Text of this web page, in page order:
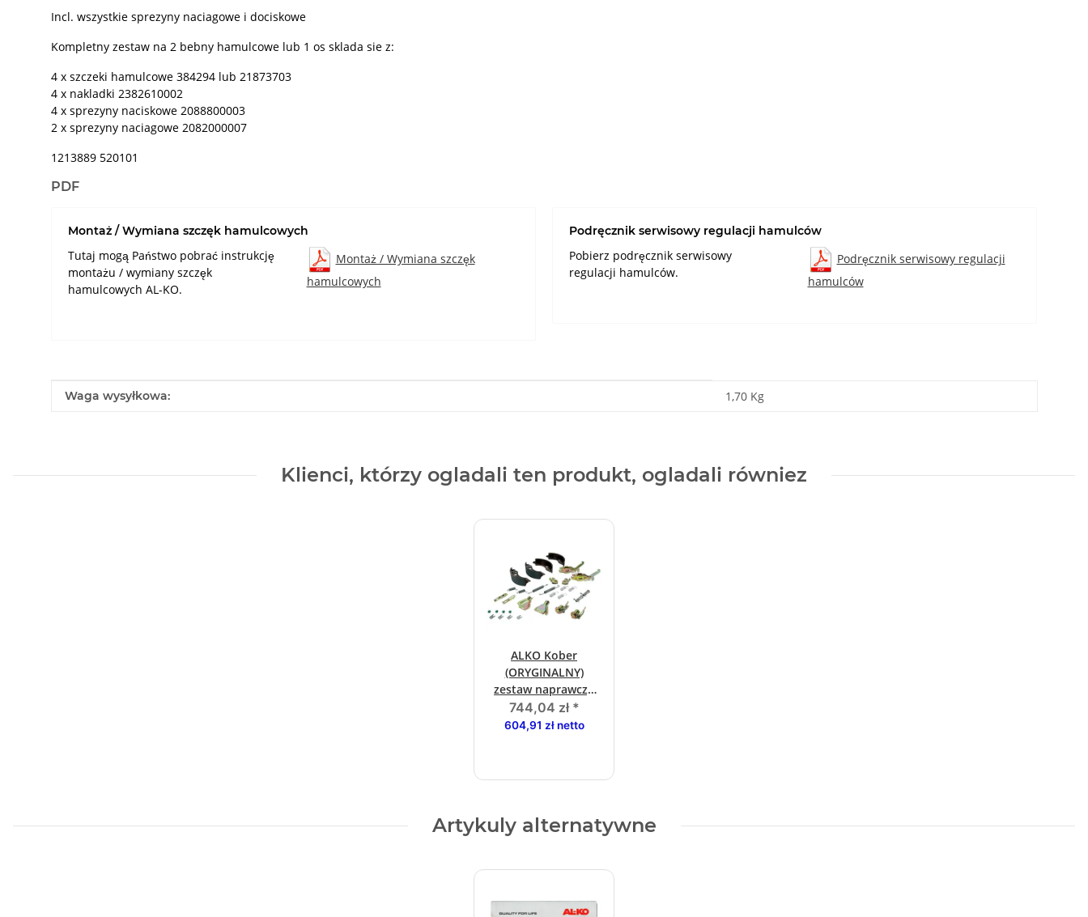
Incl. wszystkie sprezyny naciagowe i dociskowe
Kompletny zestaw na 2 bebny hamulcowe lub 1 os sklada sie z:
4 x szczeki hamulcowe 384294 lub 21873703
4 x nakladki 2382610002
4 x sprezyny naciskowe 2088800003
2 x sprezyny naciagowe 2082000007
1213889 520101
PDF
Montaż / Wymiana szczęk hamulcowych
Tutaj mogą Państwo pobrać instrukcję
montażu / wymiany szczęk
hamulcowych AL-KO.
Montaż / Wymiana szczęk
hamulcowych
Podręcznik serwisowy regulacji hamulców
Pobierz podręcznik serwisowy
regulacji hamulców.
Podręcznik serwisowy regulacji
hamulców
#productDetails.itemInformation#
#productDetails.itemValue#
Waga wysyłkowa: 1,70 Kg
Klienci, którzy ogladali ten produkt, ogladali równiez
ALKO Kober
(ORYGINALNY)
zestaw naprawczy
do osi duzy 200 x 50
2050/2051
744,04 zł *
604,91 zł netto
Artykuly alternatywne